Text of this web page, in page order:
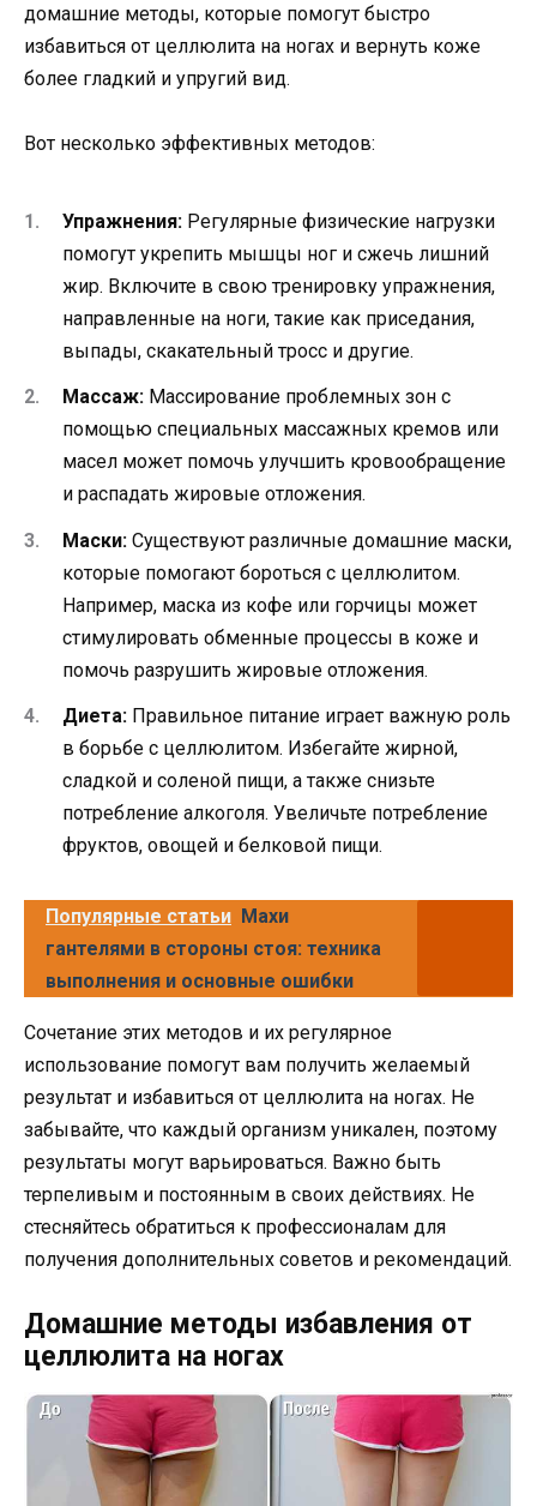
домашние методы, которые помогут быстро
избавиться от целлюлита на ногах и вернуть коже
более гладкий и упругий вид.
Вот несколько эффективных методов:
Упражнения: Регулярные физические нагрузки
помогут укрепить мышцы ног и сжечь лишний
жир. Включите в свою тренировку упражнения,
направленные на ноги, такие как приседания,
выпады, скакательный тросс и другие.
Массаж: Массирование проблемных зон с
помощью специальных массажных кремов или
масел может помочь улучшить кровообращение
и распадать жировые отложения.
Маски: Существуют различные домашние маски,
которые помогают бороться с целлюлитом.
Например, маска из кофе или горчицы может
стимулировать обменные процессы в коже и
помочь разрушить жировые отложения.
Диета: Правильное питание играет важную роль
в борьбе с целлюлитом. Избегайте жирной,
сладкой и соленой пищи, а также снизьте
потребление алкоголя. Увеличьте потребление
фруктов, овощей и белковой пищи.
Популярные статьи Махи
гантелями в стороны стоя: техника
выполнения и основные ошибки
Сочетание этих методов и их регулярное
использование помогут вам получить желаемый
результат и избавиться от целлюлита на ногах. Не
забывайте, что каждый организм уникален, поэтому
результаты могут варьироваться. Важно быть
терпеливым и постоянным в своих действиях. Не
стесняйтесь обратиться к профессионалам для
получения дополнительных советов и рекомендаций.
Домашние методы избавления от
целлюлита на ногах